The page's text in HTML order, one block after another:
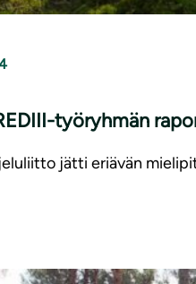
työryhmän
jätti eriävän